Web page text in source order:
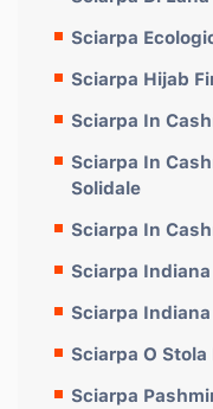
Sciarpa
Sciarpa Hijab
Sciarpa In
Sciarpa In
Solidale
Sciarpa In
Sciarpa
Sciarpa
Sciarpa O
Sciarpa